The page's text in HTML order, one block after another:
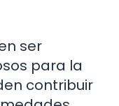
ser
para la
contribuir